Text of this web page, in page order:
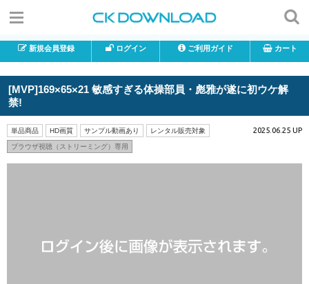
新規会員登録 ログイン ご利用ガイド カート
[MVP]169×65×21 敏感すぎる体操部員・彪雅が遂に初ウケ解
禁!
単品商品 HD画質 サンプル動画あり レンタル販売対象
ブラウザ視聴（ストリーミング）専用
2025.06.25 UP